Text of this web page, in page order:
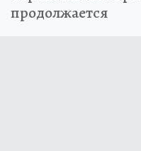
продолжается